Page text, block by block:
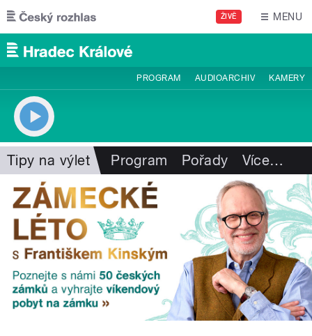
Přejít k hlavnímu obsahu
ŽIVĚ MENU
PROGRAM AUDIOARCHIV KAMERY
Tipy na výlet Program Pořady Více…